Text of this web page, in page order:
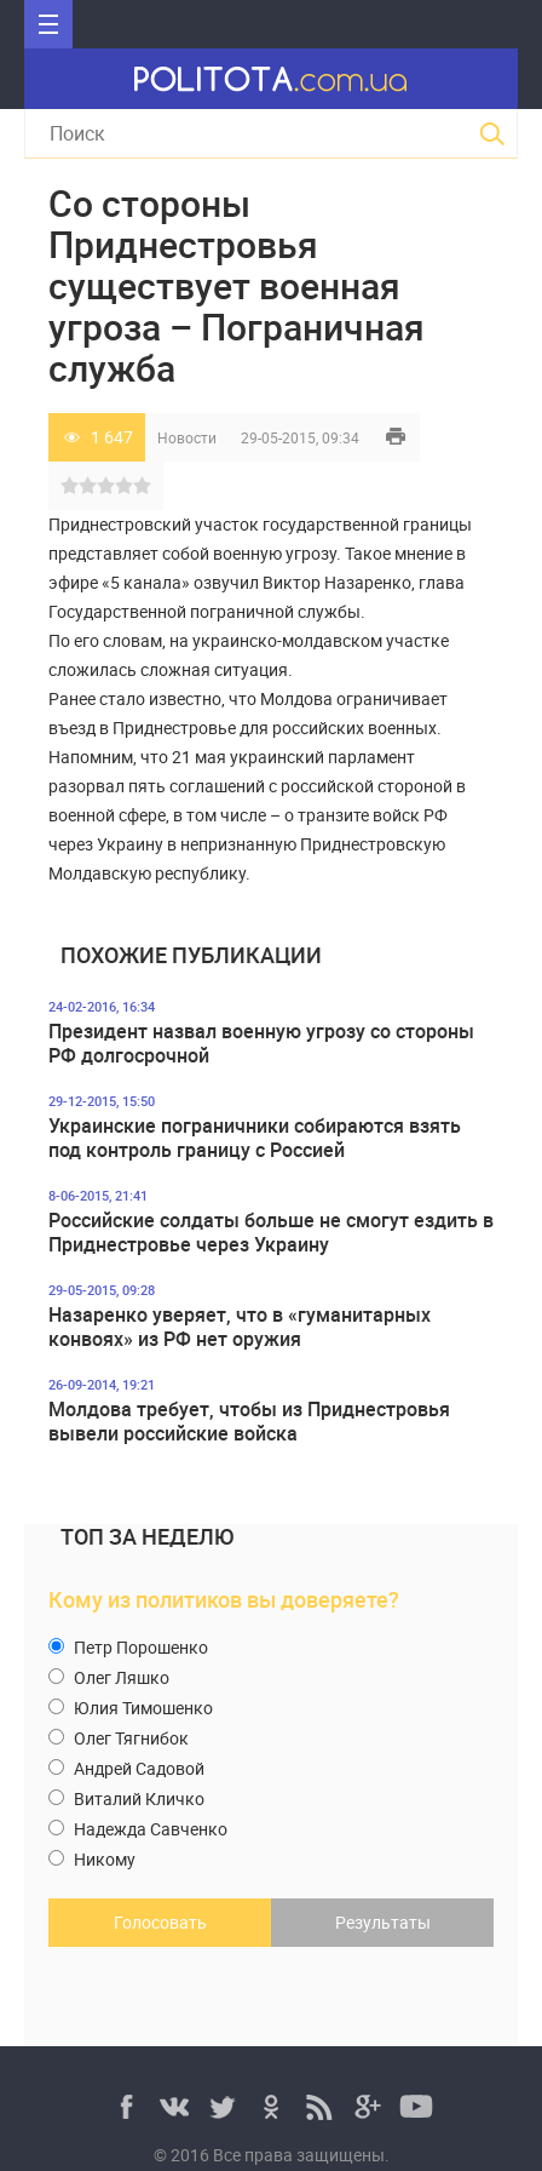
Со стороны
Приднестровья
существует военная
угроза – Пограничная
служба
1 647 Новости 29-05-2015, 09:34
Приднестровский участок государственной границы
представляет собой военную угрозу. Такое мнение в
эфире «5 канала» озвучил Виктор Назаренко, глава
Государственной пограничной службы.
По его словам, на украинско-молдавском участке
сложилась сложная ситуация.
Ранее стало известно, что Молдова ограничивает
въезд в Приднестровье для российских военных.
Напомним, что 21 мая украинский парламент
разорвал пять соглашений с российской стороной в
военной сфере, в том числе – о транзите войск РФ
через Украину в непризнанную Приднестровскую
Молдавскую республику.
ПОХОЖИЕ ПУБЛИКАЦИИ
24-02-2016, 16:34
Президент назвал военную угрозу со стороны
РФ долгосрочной
29-12-2015, 15:50
Украинские пограничники собираются взять
под контроль границу с Россией
8-06-2015, 21:41
Российские солдаты больше не смогут ездить в
Приднестровье через Украину
29-05-2015, 09:28
Назаренко уверяет, что в «гуманитарных
конвоях» из РФ нет оружия
26-09-2014, 19:21
Молдова требует, чтобы из Приднестровья
вывели российские войска
ТОП ЗА НЕДЕЛЮ
Кому из политиков вы доверяете?
Петр Порошенко
Олег Ляшко
Юлия Тимошенко
Олег Тягнибок
Андрей Садовой
Виталий Кличко
Надежда Савченко
Никому
Голосовать Результаты
© 2016 Все права защищены.